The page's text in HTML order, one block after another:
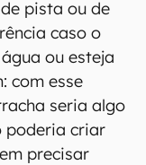
pista ou de
caso o
ou esteja
com esse
seria algo
poderia criar
precisar